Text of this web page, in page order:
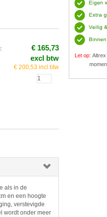
:
€ 165,73
excl btw
€ 200,53 incl btw
als in de
en een hoogte
verstevigde
wordt onder meer
Let op: Altrex